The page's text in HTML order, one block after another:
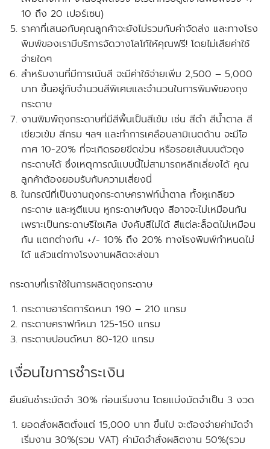
10 ถึง 20 เปอร์เซน)
ราคาที่เสนอกับคุณลูกค้าจะยังไม่รวมกับค่าจัดส่ง และทางโรง
พิมพ์ของเรามีบริการจัดวางโลโก้ให้คุณฟรี!โดยไม่เสียค่าใช้
จ่ายใดๆ
สำหรับงานที่มีการเน้นสี จะมีค่าใช้จ่ายเพิ่ม 2,500 – 5,000
บาท ขึ้นอยู่กับจำนวนสีพิเศษและจำนวนในการพิมพ์ของถุง
กระดาษ
งานพิมพ์ถุงกระดาษที่มีสีพื้นเป็นสีเข้ม เช่น สีดำ สีน้ำตาล สี
เขียวเข้ม สีกรม ฯลฯ และทำการเคลือบลามิเนตด้าน จะมีโอ
กาศ 10-20% ที่จะเกิดรอยขีดข่วน หรือรอยเส้นบนตัวถุง
กระดาษได้ ซึ่งเหตุการณ์แบบนี้ไม่สามารถหลีกเลี่ยงได้ คุณ
ลูกค้าต้องยอมรับกับความเสี่ยงนี่
ในกรณีที่เป็นงานถุงกระดาษคราฟท์น้ำตาล ทั้งหูเกลียว
กระดาษ และหูตีแบน หูกระดาษกับถุง สีอาจจะไม่เหมือนกัน
เพราะเป็นกระดาษรีไซเคิล บังคับสีไม่ได้ สีแต่ละล็อตไม่เหมือน
กัน แตกต่างกัน +/- 10% ถึง 20% ทางโรงพิมพ์กำหนดไม่
ได้ แล้วแต่ทางโรงงานผลิตจะส่งมา
กระดาษที่เราใช้ในการผลิตถุงกระดาษ
กระดาษอาร์ตการ์ดหนา 190 – 210 แกรม
กระดาษคราฟท์หนา 125-150 แกรม
กระดาษปอนด์หนา 80-120 แกรม
เงื่อนไขการชำระเงิน
ยืนยันชำระมัดจำ 30% ก่อนเริ่มงาน โดยแบ่งมัดจำเป็น 3 งวด
ยอดสั่งผลิตตั่งแต่ 15,000 บาท ขึ้นไป จะต้องจ่ายค่ามัดจำ
เริ่มงาน 30%(รวม VAT) ค่ามัดจำสั่งผลิตงาน 50%(รวม